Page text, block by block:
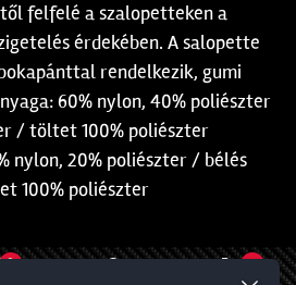
felfelé a szalopetteken a
érdekében. A salopette
rendelkezik, gumi
60% nylon, 40% poliészter
/ töltet 100% poliészter
nylon, 20% poliészter / bélés
100% poliészter
0 0